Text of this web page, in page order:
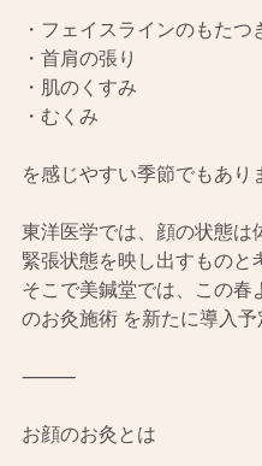
・フェイスラインのもたつ
・首肩の張り
・肌のくすみ
・むくみ
を感じやすい季節でもあり
東洋医学では、顔の状態は
緊張状態を映し出すものと
そこで美鍼堂では、この春
のお灸施術 を新たに導入予
⸻
お顔のお灸とは